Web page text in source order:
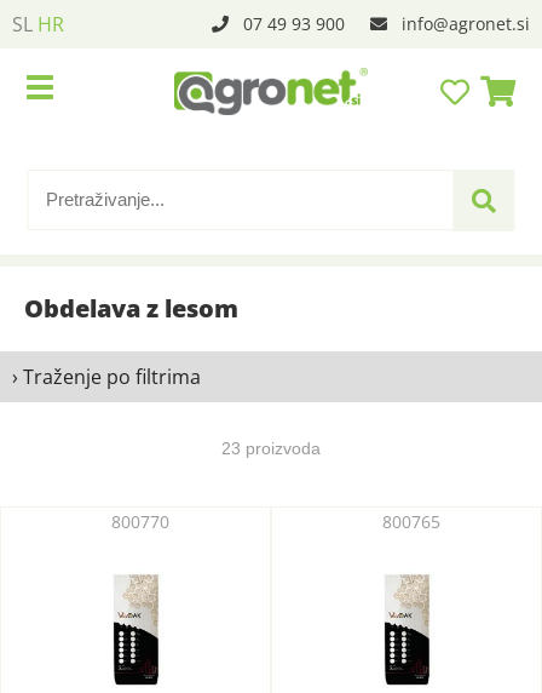
SL HR 07 49 93 900 info agronet.si
Obdelava z lesom
› Traženje po filtrima
23 proizvoda
800770 800765